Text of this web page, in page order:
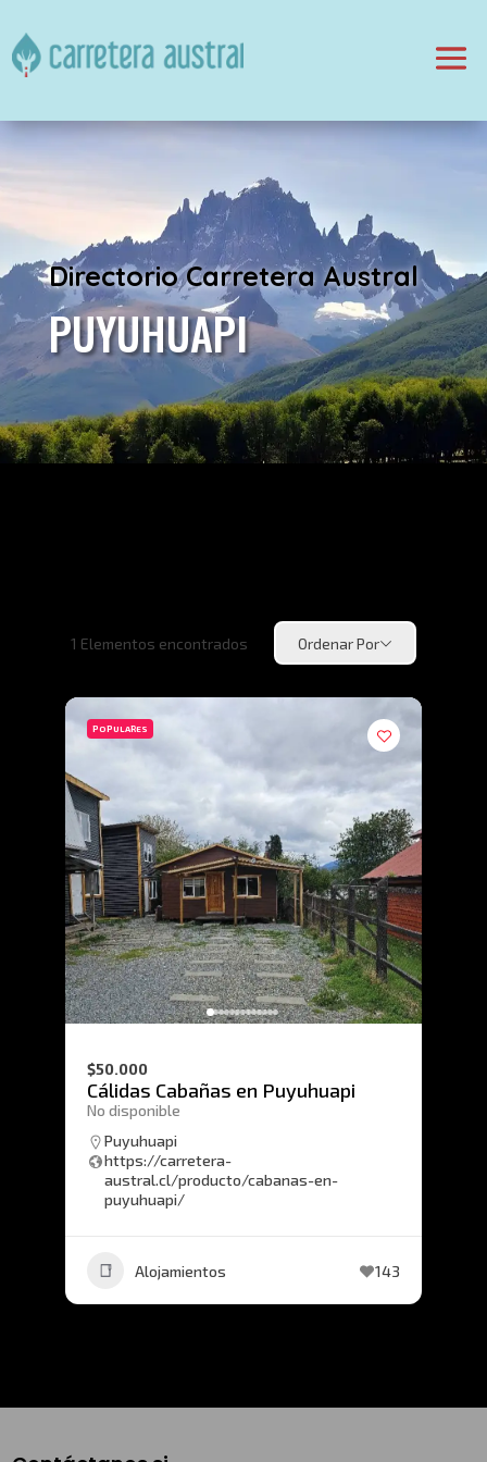
Directorio Carretera Austral
PUYUHUAPI
1 Elementos encontrados Ordenar Por
POPULARES
$50.000
Cálidas Cabañas en Puyuhuapi
No disponible
Puyuhuapi
https://carretera-
austral.cl/producto/cabanas-en-
puyuhuapi/
Alojamientos 143